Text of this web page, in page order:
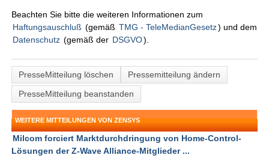
Beachten Sie bitte die weiteren Informationen zum
Haftungsauschluß (gemäß TMG - TeleMedianGesetz) und dem
Datenschutz (gemäß der DSGVO).
PresseMitteilung löschen
Pressemitteilung ändern
PresseMitteilung beanstanden
WEITERE MITTEILUNGEN VON ZENSYS
Milcom forciert Marktdurchdringung von Home-Control-
Lösungen der Z-Wave Alliance-Mitglieder ...